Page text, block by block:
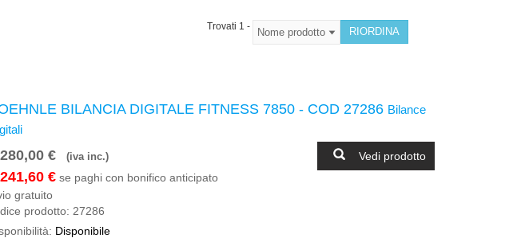
Trovati 1 -
BILANCIA DIGITALE FITNESS 7850 - COD 27286 Bilance
€ (iva inc.)
€ se paghi con bonifico anticipato
gratuito
prodotto: 27286
Disponibile
Vedi prodotto